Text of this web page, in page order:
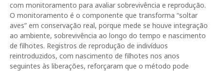
com monitoramento para avaliar sobrevivência e reprodução.
O monitoramento é o componente que transforma “soltar
aves” em conservação real, porque mede se houve integração
ao ambiente, sobrevivência ao longo do tempo e nascimento
de filhotes. Registros de reprodução de indivíduos
reintroduzidos, com nascimento de filhotes nos anos
seguintes às liberações, reforçaram que o método pode